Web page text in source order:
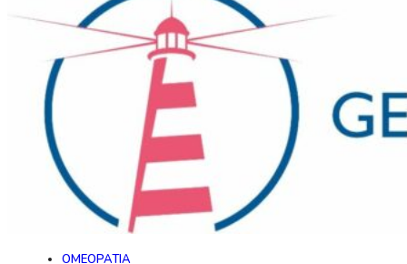
OMEOPATIA